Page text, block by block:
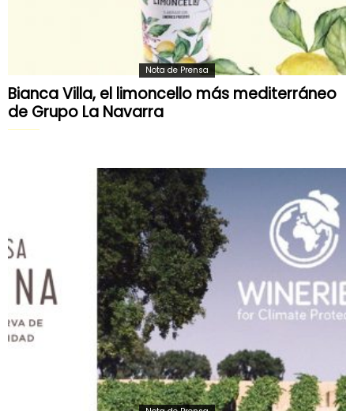
Nota de Prensa
Bianca Villa, el limoncello más mediterráneo
de Grupo La Navarra